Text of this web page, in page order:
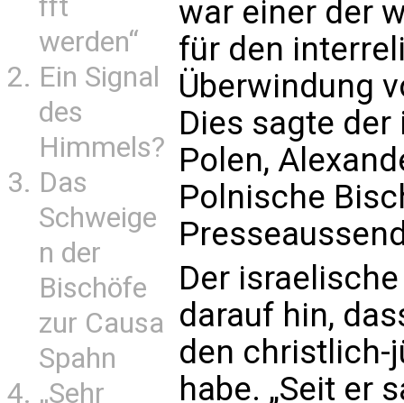
fft
werden“
Ein Signal
des
Himmels?
Das
Schweige
n der
Bischöfe
zur Causa
Spahn
„Sehr
war einer der
für den
Überwindung
Dies sagte
Polen,
Polnische
Der
darauf hin,
den christlich-
habe. „Seit er